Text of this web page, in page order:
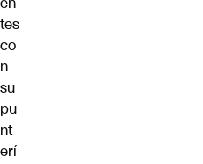
tes
co
n
su
pu
nt
erí